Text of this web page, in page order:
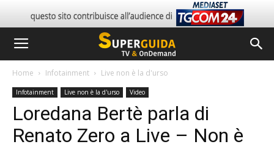
Home Infotainment Live non è la d'urso
Infotainment Live non è la d'urso Video
Loredana Bertè parla di
Renato Zero a Live – Non è